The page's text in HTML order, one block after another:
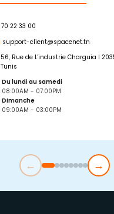
70 22 33 00
support-client@spacenet.tn
56, Rue de L'industrie Charguia I
Tunis
Du lundi au samedi
08:00AM - 07:00PM
Dimanche
09:00AM - 03:00PM
← →